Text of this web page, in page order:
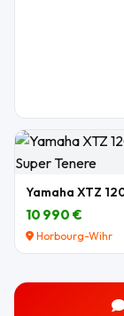
10 990 €
Horbourg-Wihr